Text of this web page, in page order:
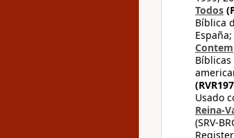
Todos
Bíblica
España;
Usado
Reina-
(SRV-